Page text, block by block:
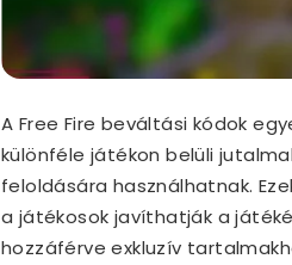
A Free Fire beváltási kódok
különféle játékon belüli
feloldására használhatnak.
a játékosok javíthatják a
hozzáférve exkluzív